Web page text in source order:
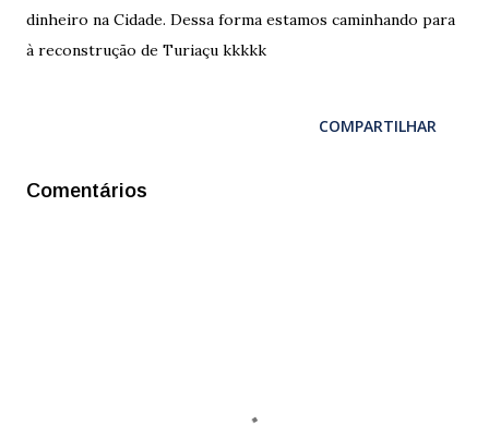
dinheiro na Cidade. Dessa forma estamos caminhando para
à reconstrução de Turiaçu kkkkk
COMPARTILHAR
Comentários